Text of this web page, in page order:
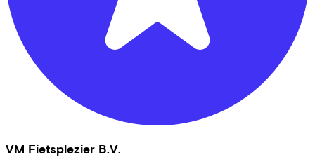
VM Fietsplezier B.V.